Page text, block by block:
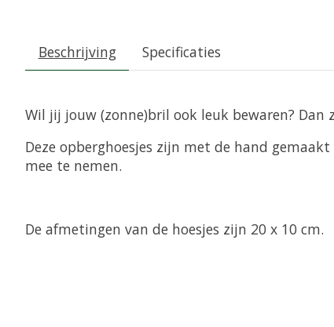
Beschrijving Specificaties
Wil jij jouw (zonne)bril ook leuk bewaren? Dan
Deze opberghoesjes zijn met de hand
mee te nemen.
De afmetingen van de hoesjes zijn 20 x 10 cm.